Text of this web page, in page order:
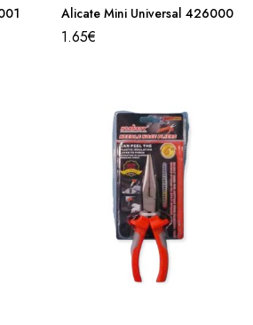
Alicate Mini Universal 426000
1.65€